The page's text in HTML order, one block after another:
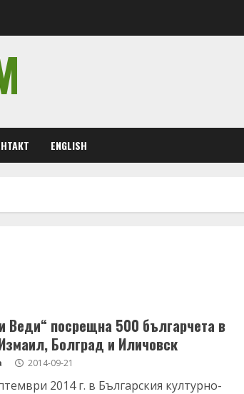
ENGLISH
Веди“ посрещна 500 българчета в
Болград и Иличовск
2014-09-21
2014 г. в Българския културно-